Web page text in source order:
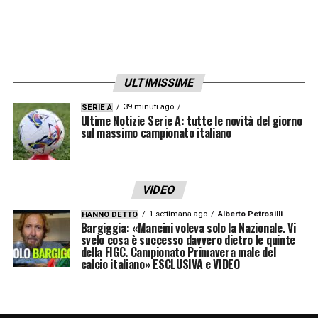
ULTIMISSIME
SERIE A 39 minuti ago
Ultime Notizie Serie A: tutte le novità del giorno
sul massimo campionato italiano
VIDEO
HANNO DETTO 1 settimana ago Alberto Petrosilli
Bargiggia: «Mancini voleva solo la Nazionale. Vi
svelo cosa è successo davvero dietro le quinte
della FIGC. Campionato Primavera male del
calcio italiano» ESCLUSIVA e VIDEO